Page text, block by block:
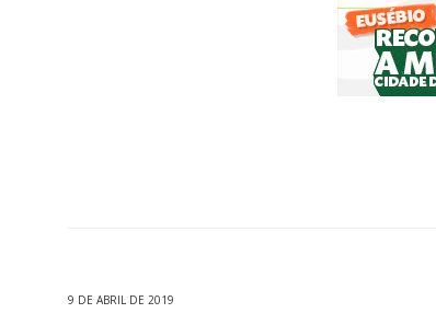
9 DE ABRIL DE 2019